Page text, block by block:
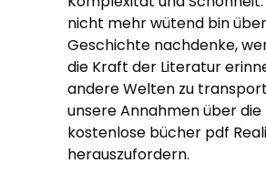
nicht mehr wütend bin
Geschichte nachdenke,
die Kraft der Literatur
andere Welten zu
unsere Annahmen über die
kostenlose bücher pdf
herauszufordern.